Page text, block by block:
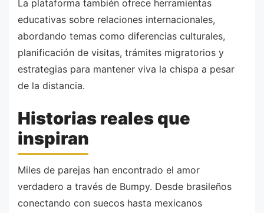
La plataforma también ofrece herramientas
educativas sobre relaciones internacionales,
abordando temas como diferencias culturales,
planificación de visitas, trámites migratorios y
estrategias para mantener viva la chispa a pesar
de la distancia.
Historias reales que
inspiran
Miles de parejas han encontrado el amor
verdadero a través de Bumpy. Desde brasileños
conectando con suecos hasta mexicanos